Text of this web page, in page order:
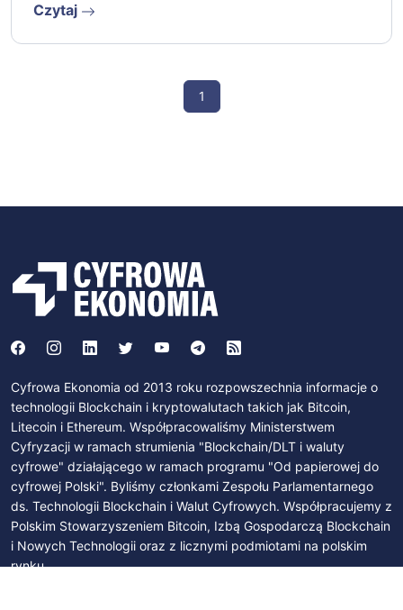
Czytaj
1
Cyfrowa Ekonomia od 2013 roku rozpowszechnia informacje o
technologii Blockchain i kryptowalutach takich jak Bitcoin,
Litecoin i Ethereum. Współpracowaliśmy Ministerstwem
Cyfryzacji w ramach strumienia "Blockchain/DLT i waluty
cyfrowe" działającego w ramach programu "Od papierowej do
cyfrowej Polski". Byliśmy członkami Zespołu Parlamentarnego
ds. Technologii Blockchain i Walut Cyfrowych. Współpracujemy z
Polskim Stowarzyszeniem Bitcoin, Izbą Gospodarczą Blockchain
i Nowych Technologii oraz z licznymi podmiotami na polskim
rynku.